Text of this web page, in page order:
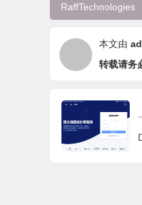
RaffTechnologies
本文由
转载请务